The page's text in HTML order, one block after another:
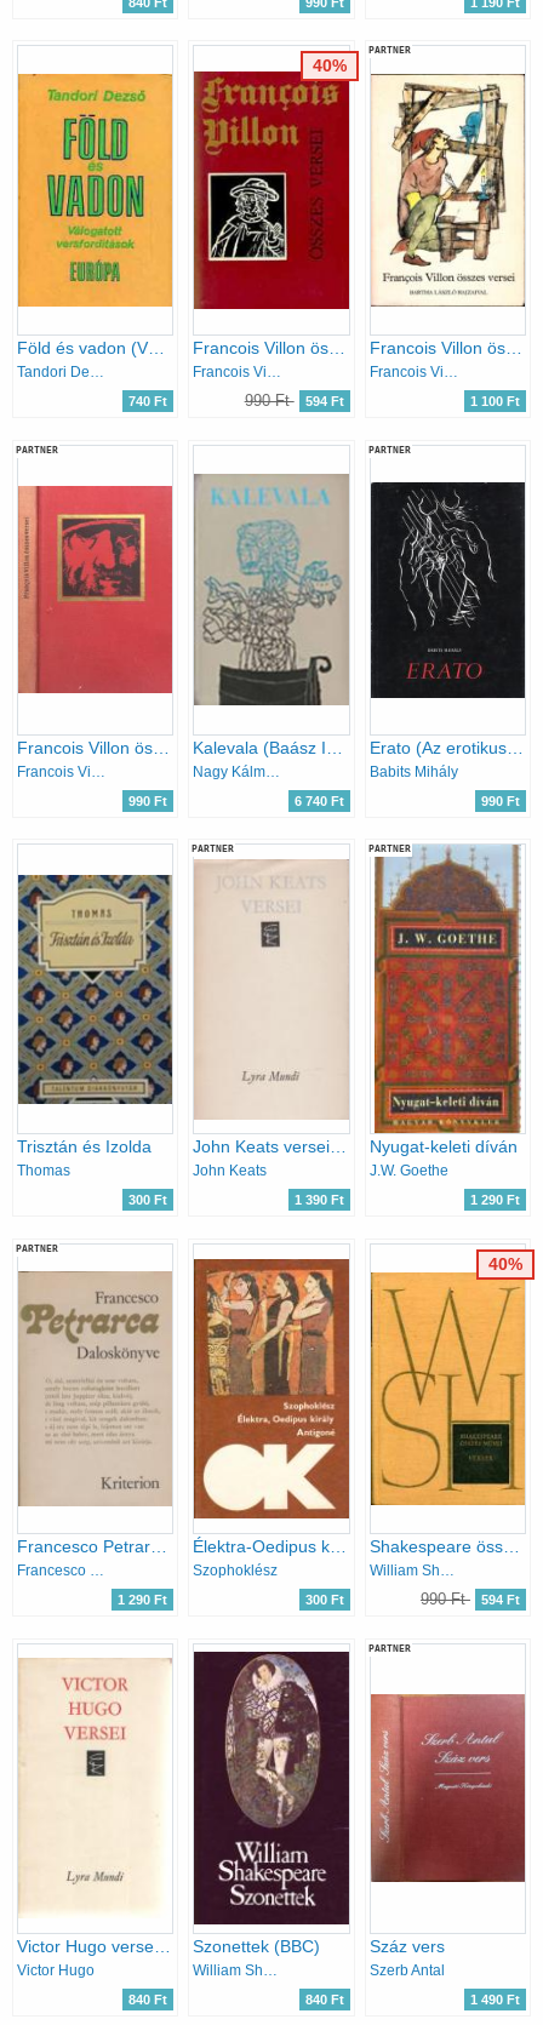
Tandori Dezső
740 Ft
Francois Villon
990 Ft 594 Ft
40%
PARTNER
Francois Villon összes versei (Bartha László rajzaival)
Francois Villon
1 100 Ft
PARTNER
990 Ft 6 740 Ft
PARTNER
Erato (Az erotikus világköltészet remekei)
Babits Mihály
990 Ft
Trisztán és Izolda
Thomas
300 Ft
PARTNER
John Keats versei (Lyra Mundi)
John Keats
1 390 Ft
PARTNER
Nyugat-keleti díván
J.W. Goethe
1 290 Ft
PARTNER
Francesco Petrarca
1 290 Ft
Szophoklész
300 Ft
Shakespeare összes művei VII. - Versek
William Shakespeare
990 Ft 594 Ft
40%
Victor Hugo
840 Ft
Szonettek (BBC)
840 Ft
PARTNER
Száz vers
Szerb Antal
1 490 Ft